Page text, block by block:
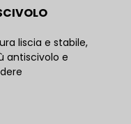
liscia e stabile,
antiscivolo e